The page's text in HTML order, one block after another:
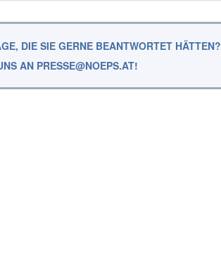
DIE SIE GERNE BEANTWORTET HÄTTEN?
AN PRESSE@NOEPS.AT!